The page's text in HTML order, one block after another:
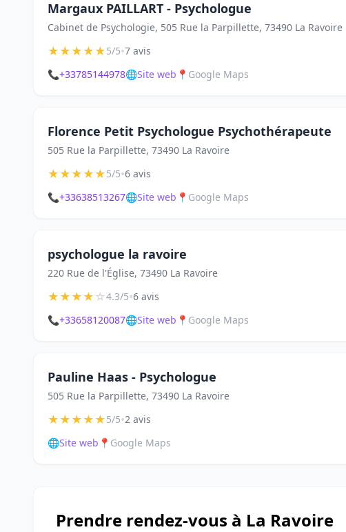
Margaux PAILLART - Psychologue
Cabinet de Psychologie, 505 Rue la Parpillette, 73490 La Ravoire
★★★★★5/5•7 avis
📞+33785144978🌐Site web 📍 Google Maps
Florence Petit Psychologue Psychothérapeute
505 Rue la Parpillette, 73490 La Ravoire
★★★★★5/5•6 avis
📞+33638513267🌐Site web 📍 Google Maps
psychologue la ravoire
220 Rue de l'Église, 73490 La Ravoire
★★★★☆4.3/5•6 avis
📞+33658120087🌐Site web 📍 Google Maps
Pauline Haas - Psychologue
505 Rue la Parpillette, 73490 La Ravoire
★★★★★5/5•2 avis
🌐Site web 📍 Google Maps
Prendre rendez-vous à La Ravoire